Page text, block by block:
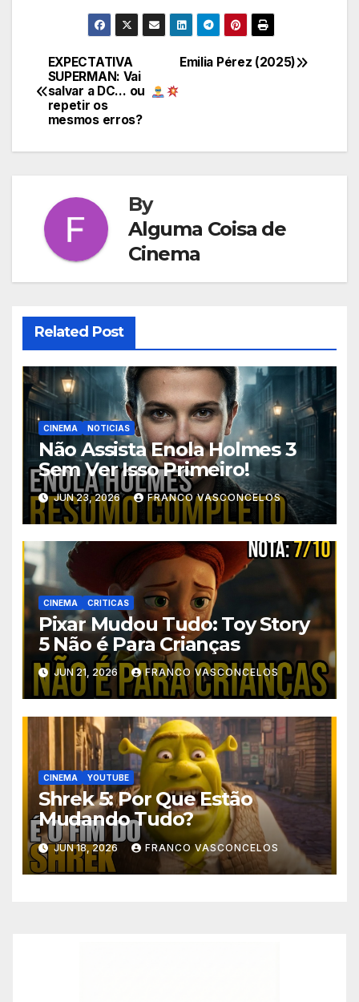
Navegação
de
Emilia Pérez (2025)
EXPECTATIVA
SUPERMAN: Vai
salvar a DC… ou
repetir os
mesmos erros?
By
Alguma Coisa de
Cinema
Related Post
CINEMA NOTICIAS
Não Assista Enola Holmes 3
Sem Ver Isso Primeiro!
JUN 23, 2026 FRANCO VASCONCELOS
CINEMA CRITICAS
Pixar Mudou Tudo: Toy Story
5 Não é Para Crianças
JUN 21, 2026 FRANCO VASCONCELOS
CINEMA YOUTUBE
Shrek 5: Por Que Estão
Mudando Tudo?
JUN 18, 2026 FRANCO VASCONCELOS